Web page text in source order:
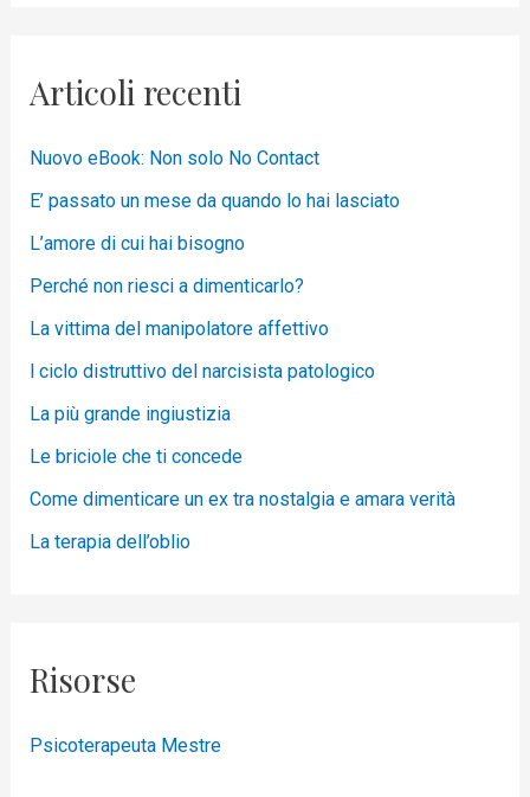
Articoli recenti
Nuovo eBook: Non solo No Contact
E’ passato un mese da quando lo hai lasciato
L’amore di cui hai bisogno
Perché non riesci a dimenticarlo?
La vittima del manipolatore affettivo
l ciclo distruttivo del narcisista patologico
La più grande ingiustizia
Le briciole che ti concede
Come dimenticare un ex tra nostalgia e amara verità
La terapia dell’oblio
Risorse
Psicoterapeuta Mestre